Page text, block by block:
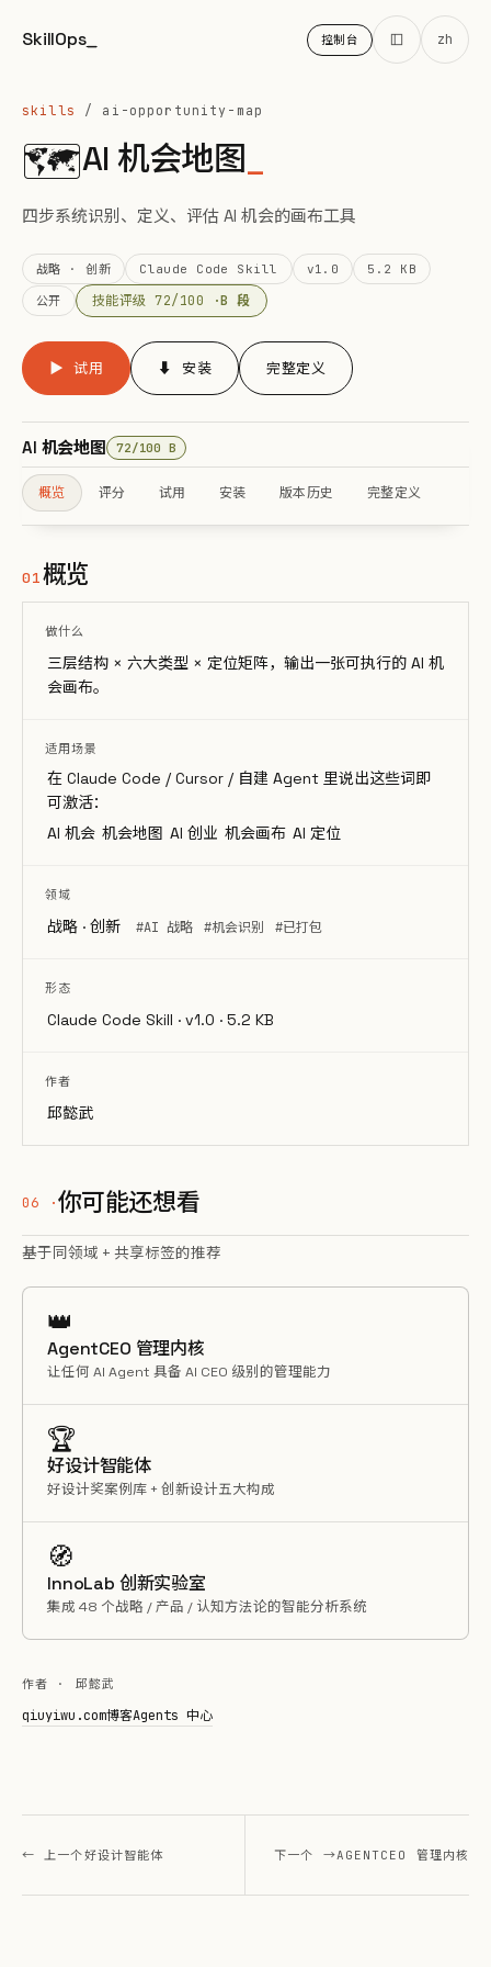
SkillOps_ 控制台 zh
skills / ai-opportunity-map
🗺️AI 机会地图
四步系统识别、定义、评估 AI 机会的画布工具
战略 · 创新 Claude Code Skill v1.0 5.2 KB
公开 技能评级 72/100 ·B 段
▶ 试用 ⬇ 安装 完整定义
AI 机会地图 72/100 B
概览 评分 试用 安装 版本历史 完整定义
01概览
做什么
三层结构 × 六大类型 × 定位矩阵，输出一张可执行的 AI 机
会画布。
适用场景
在 Claude Code / Cursor / 自建 Agent 里说出这些词即
可激活：
AI 机会 机会地图 AI 创业 机会画布 AI 定位
领域
战略 · 创新 #AI 战略 #机会识别 #已打包
形态
Claude Code Skill · v1.0 · 5.2 KB
作者
邱懿武
你可能还想看
基于同领域 + 共享标签的推荐
👑
AgentCEO 管理内核
让任何 AI Agent 具备 AI CEO 级别的管理能力
🏆
好设计智能体
好设计奖案例库 + 创新设计五大构成
🧭
InnoLab 创新实验室
集成 48 个战略 / 产品 / 认知方法论的智能分析系统
作者 · 邱懿武
qiuyiwu.com博客Agents 中心
← 上一个好设计智能体 下一个 →AGENTCEO 管理内核